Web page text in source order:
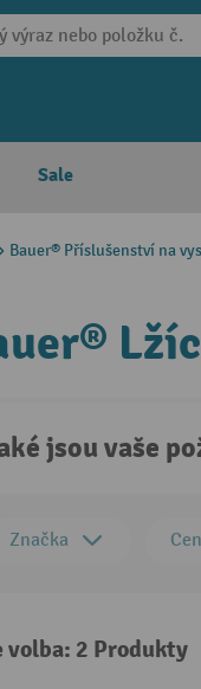
Sale
Bauer® Příslušenství na
jsou vaše
Značka
volba: 2 Produkty